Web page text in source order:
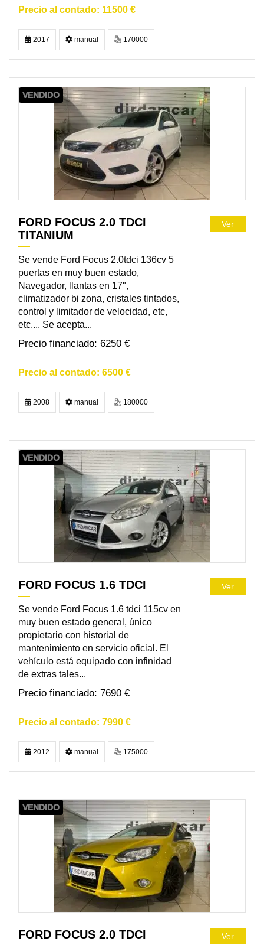
11500 €
2017 manual 170000
VENDIDO
FORD FOCUS 2.0 TDCI
TITANIUM
Se vende Ford Focus 2.0tdci 136cv 5
puertas en muy buen estado,
Navegador, llantas en 17",
climatizador bi zona, cristales tintados,
control y limitador de velocidad, etc,
etc.... Se acepta...
6250 €
6500 €
Ver
2008 manual 180000
VENDIDO
FORD FOCUS 1.6 TDCI
Se vende Ford Focus 1.6 tdci 115cv en
muy buen estado general, único
propietario con historial de
mantenimiento en servicio oficial. El
vehículo está equipado con infinidad
de extras tales...
7690 €
7990 €
Ver
2012 manual 175000
VENDIDO
FORD FOCUS 2.0 TDCI Ver